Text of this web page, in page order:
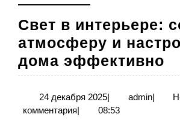
и
ДАЛЕЕ
Свет в интерьере:
атмосферу и
дома эффективно
в
24 декабря 202524
декабря
| adminadmin
|
комментария| 08:53